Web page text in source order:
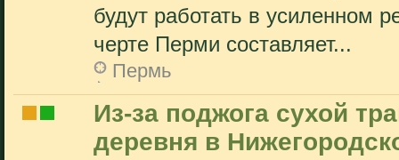
будут работать в усиленном
черте Перми составляет...
Пермь
Из-за поджога сухой
деревня в